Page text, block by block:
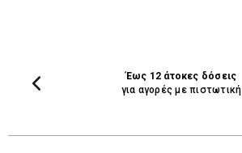
Έως 12 άτοκες δόσεις
για αγορές με πιστωτική